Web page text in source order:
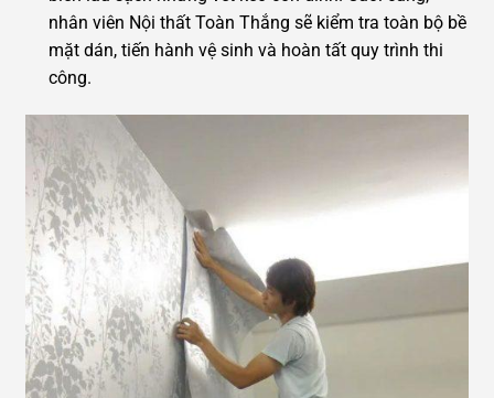
nhân viên Nội thất Toàn Thắng sẽ kiểm tra toàn bộ bề
mặt dán, tiến hành vệ sinh và hoàn tất quy trình thi
công.